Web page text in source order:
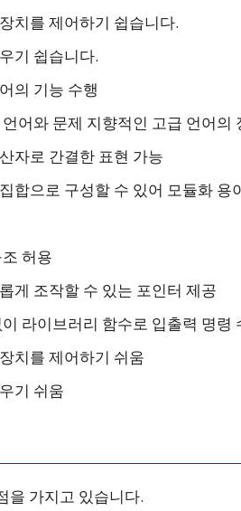
치를 제어하기 쉽습니다.
기 쉽습니다.
의 기능 수행
어와 문제 지향적인 고급 언어의
자로 간결한 표현 가능
합으로 구성할 수 있어 모듈화 용
허용
게 조작할 수 있는 포인터 제공
라이브러리 함수로 입출력 명령
치를 제어하기 쉬움
기 쉬움
을 가지고 있습니다.